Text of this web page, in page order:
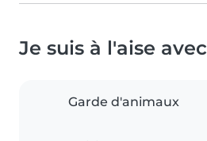
Je suis à l'aise avec
Garde d'animaux